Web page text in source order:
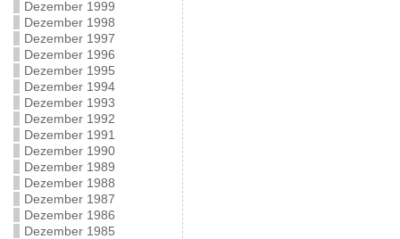
Dezember 1999
Dezember 1998
Dezember 1997
Dezember 1996
Dezember 1995
Dezember 1994
Dezember 1993
Dezember 1992
Dezember 1991
Dezember 1990
Dezember 1989
Dezember 1988
Dezember 1987
Dezember 1986
Dezember 1985